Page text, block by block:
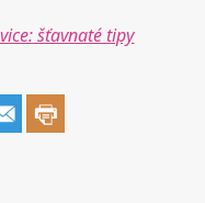
šťavnaté tipy